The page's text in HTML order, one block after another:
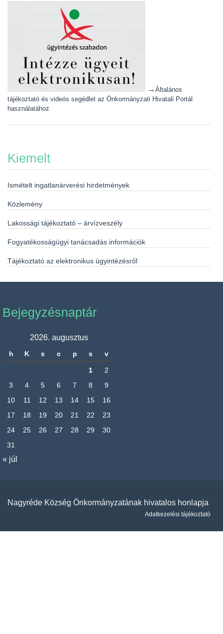
→ Általános
tájékoztató és videós segédlet az Önkormányzati Hivatali Portál
használatához
Kiemelt
Ismételt ingatlanárverési hirdetmények
Közlemény
Lakossági tájékoztató – árvízveszély
Fogyatékosságügyi tanácsadás információk
Tájékoztató az elektronikus ügyintézésről
Bejegyzésnaptár
2026. augusztus
h K s c p s v
1
2
3
4 5 6 7 8
9
10
11 12 13 14 15
16
17
18 19 20 21 22
23
24
25 26 27 28 29
30
31
« júl
Nagyréde Község Önkormányzatának hivatalos honlapja
Adatkezelési tájékoztató